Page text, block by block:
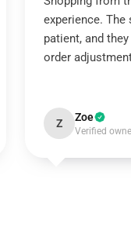
experience. The
patient, and
order
Z Zoe
Verified